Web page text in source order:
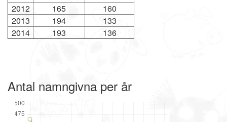
2012
165
160
2013
194
133
2014
193 136
Antal namngivna per år